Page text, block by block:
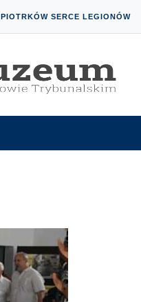
PIOTRKÓW SERCE LEGIONÓW